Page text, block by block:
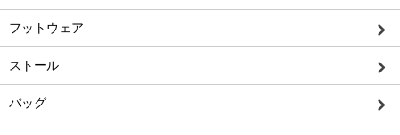
フットウェア
ストール
バッグ